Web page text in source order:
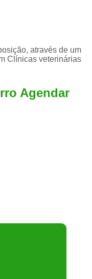
André
Limpeza
através de um
Clínicas veterinárias
Agendar